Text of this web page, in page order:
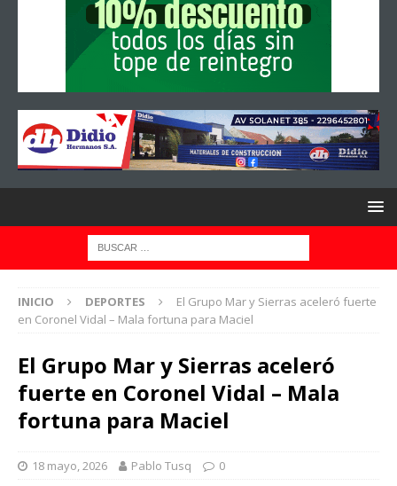
INICIO DEPORTES
El Grupo Mar y Sierras aceleró fuerte
en Coronel Vidal – Mala fortuna para Maciel
El Grupo Mar y Sierras aceleró
fuerte en Coronel Vidal – Mala
fortuna para Maciel
18 mayo, 2026 Pablo Tusq 0